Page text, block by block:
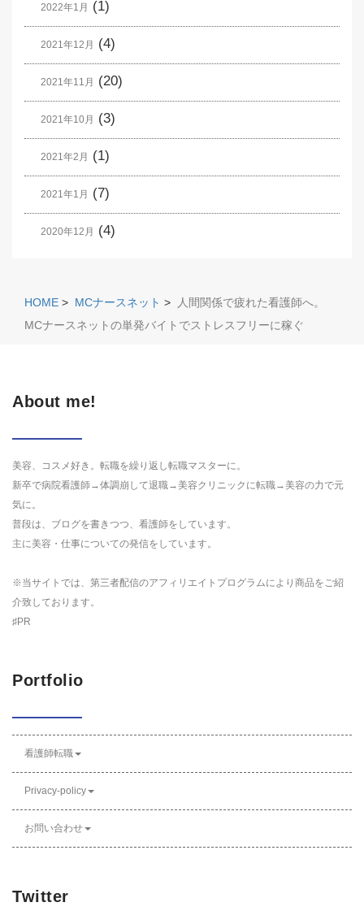
2022年1月 (1)
2021年12月 (4)
2021年11月 (20)
2021年10月 (3)
2021年2月 (1)
2021年1月 (7)
2020年12月 (4)
HOME > MCナースネット >
人間関係で疲れた看護師へ。
MCナースネットの単発バイトでストレスフリーに稼ぐ
About me!
美容、コスメ好き。転職を繰り返し転職マスターに。
新卒で病院看護師→体調崩して退職→美容クリニックに転職→美容の力で元
気に。
普段は、ブログを書きつつ、看護師をしています。
主に美容・仕事についての発信をしています。
※当サイトでは、第三者配信のアフィリエイトプログラムにより商品をご紹
介致しております。
♯PR
Portfolio
看護師転職
Privacy-policy
お問い合わせ
Twitter